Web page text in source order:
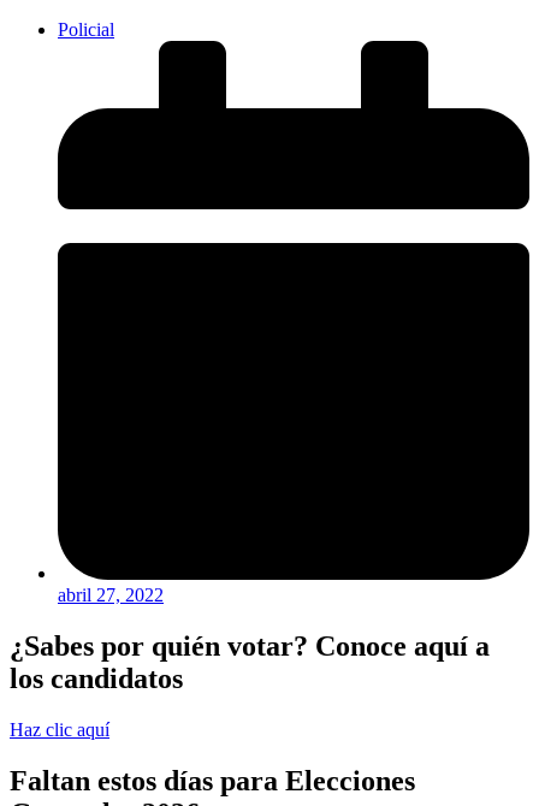
Policial
abril 27, 2022
¿Sabes por quién votar? Conoce aquí a
los candidatos
Haz clic aquí
Faltan estos días para Elecciones